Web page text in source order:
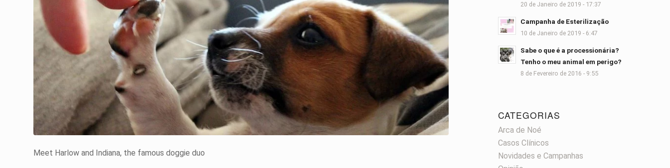
Meet Harlow and Indiana, the famous doggie duo
20 de Janeiro de 2019 - 17:37
Campanha de Esterilização
10 de Janeiro de 2019 - 6:47
Sabe o que é a processionária?
Tenho o meu animal em perigo?
8 de Fevereiro de 2016 - 9:55
CATEGORIAS
Arca de Noé
Casos Clínicos
Novidades e Campanhas